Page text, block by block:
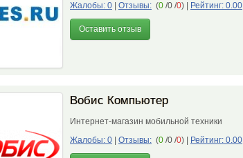
Жалобы: 0
Отзывы: (0 /0 /0) Рейтинг: 0.00
Оставить отзыв
Вобис Компьютер
Интернет-магазин мобильной техники
Жалобы: 0
Отзывы: (0 /0 /0) Рейтинг: 0.00